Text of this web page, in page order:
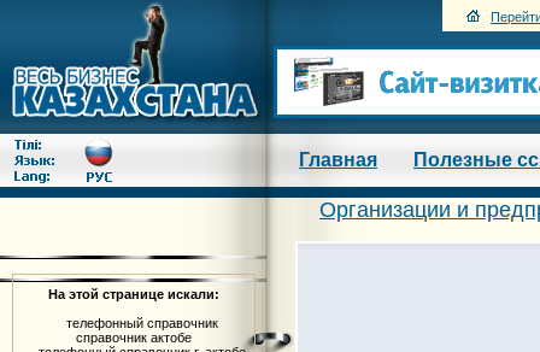
Главная Полезные
На этой странице искали:
телефонный справочник
справочник актобе
Организации и